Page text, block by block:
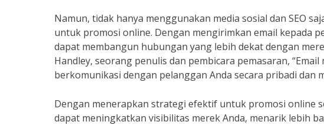
Namun, tidak hanya menggunakan media sosial dan SEO
untuk promosi online. Dengan mengirimkan email kepada
dapat membangun hubungan yang lebih dekat dengan
Handley, seorang penulis dan pembicara pemasaran,
berkomunikasi dengan pelanggan Anda secara pribadi dan
Dengan menerapkan strategi efektif untuk promosi online
dapat meningkatkan visibilitas merek Anda, menarik lebih